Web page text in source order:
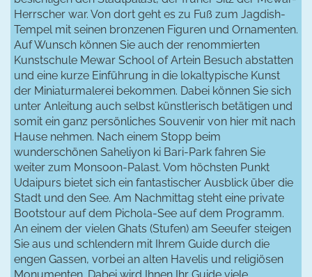
Herrscher war. Von dort geht es zu Fuß zum Jagdish-
Tempel mit seinen bronzenen Figuren und Ornamenten.
Auf Wunsch können Sie auch der renommierten
Kunstschule Mewar School of Artein Besuch abstatten
und eine kurze Einführung in die lokaltypische Kunst
der Miniaturmalerei bekommen. Dabei können Sie sich
unter Anleitung auch selbst künstlerisch betätigen und
somit ein ganz persönliches Souvenir von hier mit nach
Hause nehmen. Nach einem Stopp beim
wunderschönen Saheliyon ki Bari-Park fahren Sie
weiter zum Monsoon-Palast. Vom höchsten Punkt
Udaipurs bietet sich ein fantastischer Ausblick über die
Stadt und den See. Am Nachmittag steht eine private
Bootstour auf dem Pichola-See auf dem Programm.
An einem der vielen Ghats (Stufen) am Seeufer steigen
Sie aus und schlendern mit Ihrem Guide durch die
engen Gassen, vorbei an alten Havelis und religiösen